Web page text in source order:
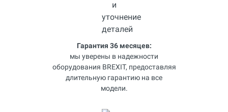
Гарантия 36 месяцев:
мы уверены в надежности
оборудования BREXIT, предоставляя
длительную гарантию на все
модели.